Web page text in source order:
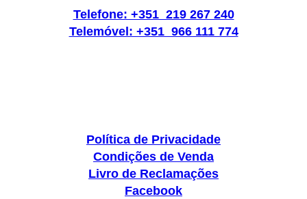
Telefone: +351 219 267 240
Telemóvel: +351 966 111 774
Política de Privacidade
Condições de Venda
Livro de Reclamações
Facebook